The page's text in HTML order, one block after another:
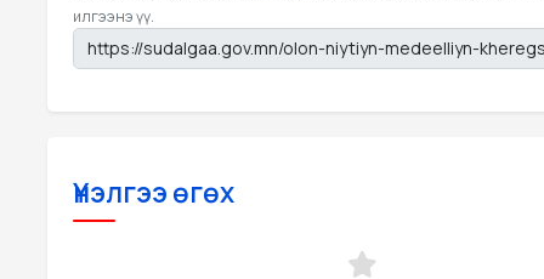
илгээнэ үү.
Үнэлгээ өгөх